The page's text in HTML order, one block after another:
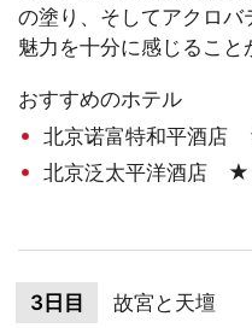
の塗り、そしてアクロ
魅力を十分に感じること
おすすめのホテル
北京诺富特和平酒
北京泛太平洋酒
3日目 故宮と天壇